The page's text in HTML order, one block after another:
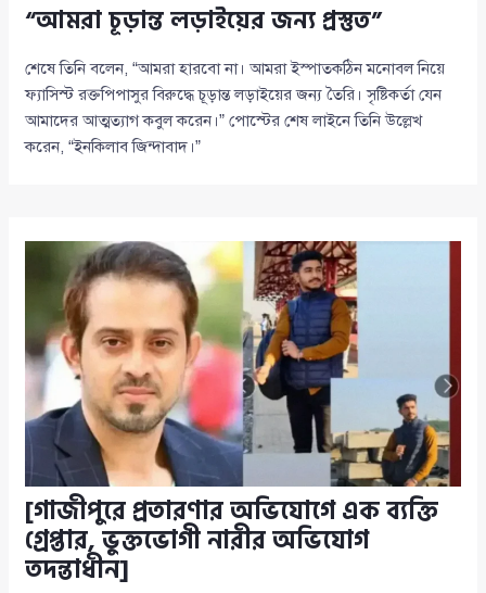
“আমরা চূড়ান্ত লড়াইয়ের জন্য প্রস্তুত”
শেষে তিনি বলেন, “আমরা হারবো না। আমরা ইস্পাতকঠিন মনোবল নিয়ে
ফ্যাসিস্ট রক্তপিপাসুর বিরুদ্ধে চূড়ান্ত লড়াইয়ের জন্য তৈরি। সৃষ্টিকর্তা যেন
আমাদের আত্মত্যাগ কবুল করেন।” পোস্টের শেষ লাইনে তিনি উল্লেখ
করেন, “ইনকিলাব জিন্দাবাদ।”
[গাজীপুরে প্রতারণার অভিযোগে এক ব্যক্তি
গ্রেপ্তার, ভুক্তভোগী নারীর অভিযোগ
তদন্তাধীন]